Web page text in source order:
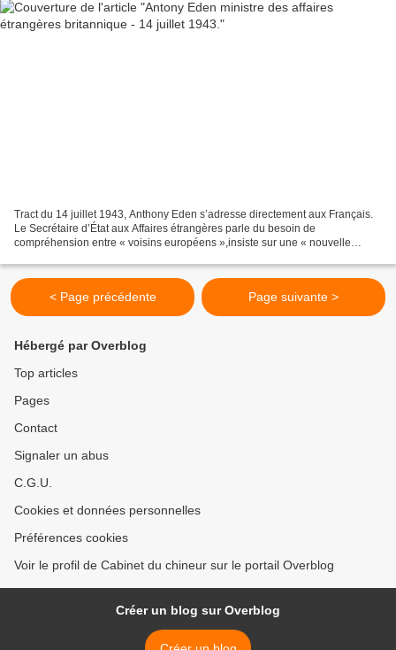
Tract du 14 juillet 1943, Anthony Eden s’adresse directement aux Français.
Le Secrétaire d’État aux Affaires étrangères parle du besoin de
compréhension entre « voisins européens »,insiste sur une « nouvelle
< Page précédente Page suivante >
Hébergé par Overblog
Top articles
Pages
Contact
Signaler un abus
C.G.U.
Cookies et données personnelles
Préférences cookies
Voir le profil de Cabinet du chineur sur le portail Overblog
Créer un blog sur Overblog